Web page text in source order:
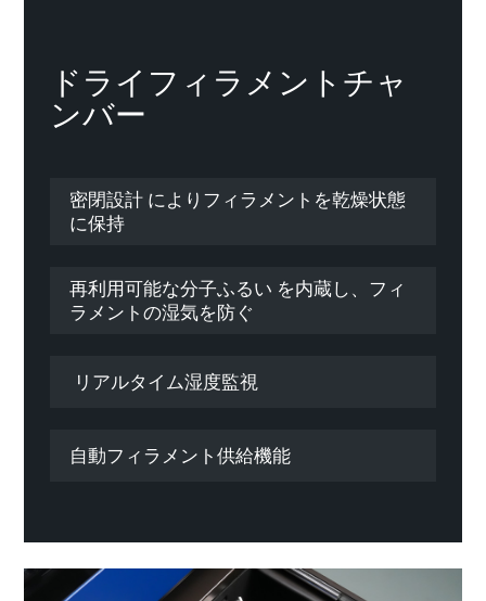
ドライフィラメントチャ
ンバー
密閉設計 によりフィラメントを乾燥状態
に保持
再利用可能な分子ふるい を内蔵し、フィ
ラメントの湿気を防ぐ
リアルタイム湿度監視
自動フィラメント供給機能